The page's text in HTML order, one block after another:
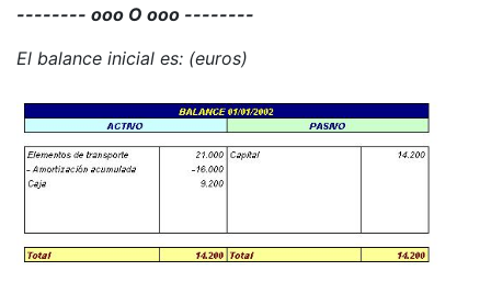
-------- ooo O ooo --------
El balance inicial es: (euros)